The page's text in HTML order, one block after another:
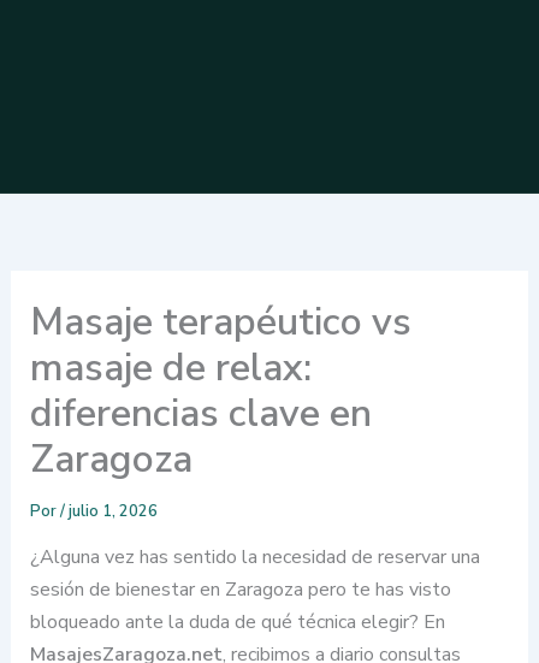
Masaje terapéutico vs
masaje de relax:
diferencias clave en
Zaragoza
Por/julio 1, 2026
¿Alguna vez has sentido la necesidad de reservar una
sesión de bienestar en Zaragoza pero te has visto
bloqueado ante la duda de qué técnica elegir? En
MasajesZaragoza.net, recibimos a diario consultas